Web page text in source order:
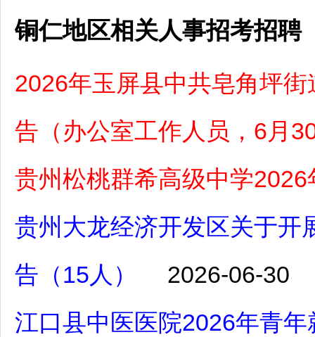
铜仁地区相关人事招考招聘
2026年玉屏县中共皂角坪
告（办公室工作人员，6月
贵州松桃群希高级中学
贵州大龙经济开发区关于开
告（15人）
2026-06-30
江口县中医医院2026年青